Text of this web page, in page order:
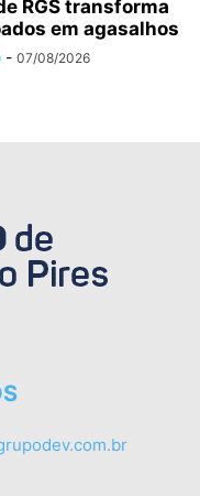
RGS transforma
em agasalhos
- 07/08/2026